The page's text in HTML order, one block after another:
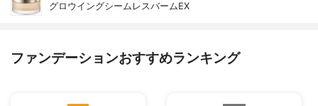
グロウイングシームレスバームEX
ファンデーションおすすめランキング